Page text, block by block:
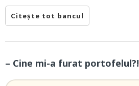
Citește tot bancul
– Cine mi-a furat portofelul?!